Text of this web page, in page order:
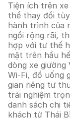
Tiện ích trên
thể thay đổi
hành trình của
ngồi rộng rãi,
hợp với tư thế
mặt trên hầu
dòng xe
Wi-Fi, đồ uống
gian riêng tư
trải nghiệm
danh sách chi
khách từ Thái